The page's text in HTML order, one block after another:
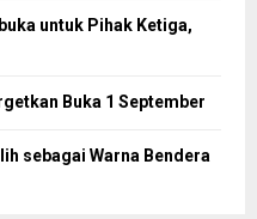
untuk Pihak Ketiga,
Buka 1 September
sebagai Warna Bendera